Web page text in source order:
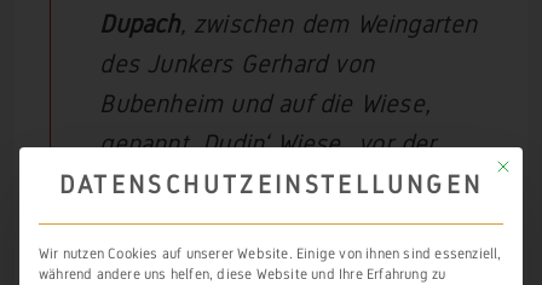
Dupach‚ zwischen dem Weingarten
des Junkers Gerhard von
Bubenheim und auf die Wiese,
genannt ‚Dudin‘ Wiese, ‚vor der
Marke‘ gelegen, die der Pfarre zu
Diez eine Gans und Henne von
Birlenbach (‚Birril-‚) eine Gans und
Mit
DATENSCHUTZEINSTELLUNGEN
Wir nutzen Cookies auf unserer Website. Einige von ihnen sind essenziell,
während andere uns helfen, diese Website und Ihre Erfahrung zu